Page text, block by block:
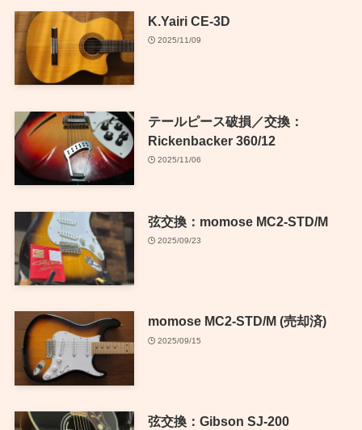
K.Yairi CE-3D
2025/11/09
テールピース破損／交換：
Rickenbacker 360/12
2025/11/06
弦交換：momose MC2-STD/M
2025/09/23
momose MC2-STD/M (売却済)
2025/09/15
弦交換：Gibson SJ-200